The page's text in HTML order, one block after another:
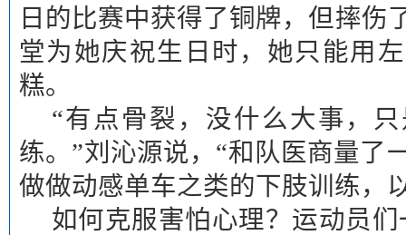
日的比赛中获得了铜牌，但摔伤
堂为她庆祝生日时，她只能用
糕。
“有点骨裂，没什么大事，
练。”刘沁源说，“和队医商量了
做做动感单车之类的下肢训练，
如何克服害怕心理？运动员